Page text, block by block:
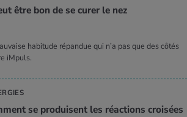
être bon de se curer le nez
habitude répandue qui n’a pas que des côtés
iMpuls.
se pro­duisent les réac­tions croi­sées